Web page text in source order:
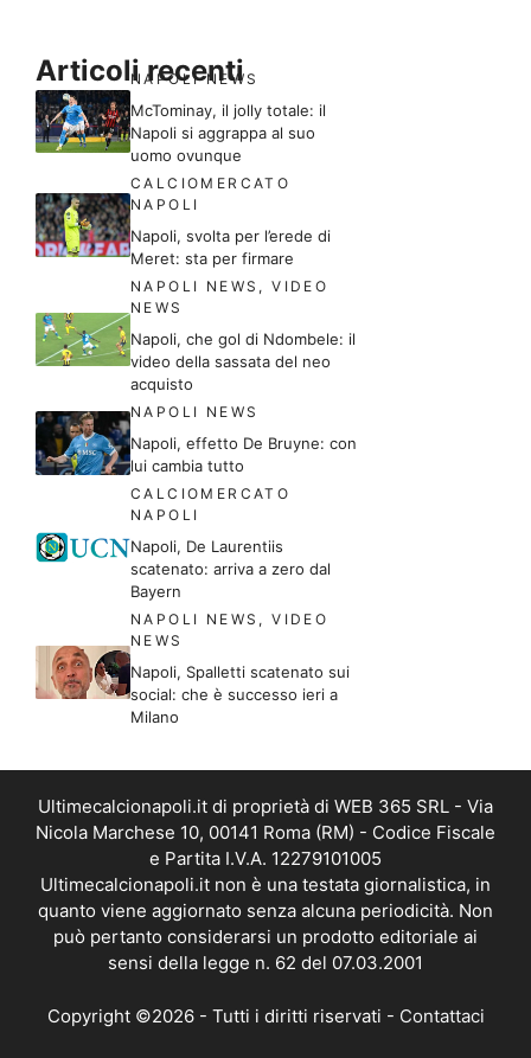
Articoli recenti
NAPOLI NEWS
McTominay, il jolly totale: il
Napoli si aggrappa al suo
uomo ovunque
CALCIOMERCATO
NAPOLI
Napoli, svolta per l’erede di
Meret: sta per firmare
NAPOLI NEWS ,VIDEO
NEWS
Napoli, che gol di Ndombele: il
video della sassata del neo
acquisto
NAPOLI NEWS
Napoli, effetto De Bruyne: con
lui cambia tutto
CALCIOMERCATO
NAPOLI
Napoli, De Laurentiis
scatenato: arriva a zero dal
Bayern
NAPOLI NEWS ,VIDEO
NEWS
Napoli, Spalletti scatenato sui
social: che è successo ieri a
Milano
Ultimecalcionapoli.it di proprietà di WEB 365 SRL - Via
Nicola Marchese 10, 00141 Roma (RM) - Codice Fiscale
e Partita I.V.A. 12279101005
Ultimecalcionapoli.it non è una testata giornalistica, in
quanto viene aggiornato senza alcuna periodicità. Non
può pertanto considerarsi un prodotto editoriale ai
sensi della legge n. 62 del 07.03.2001
Copyright ©2026 - Tutti i diritti riservati - Contattaci